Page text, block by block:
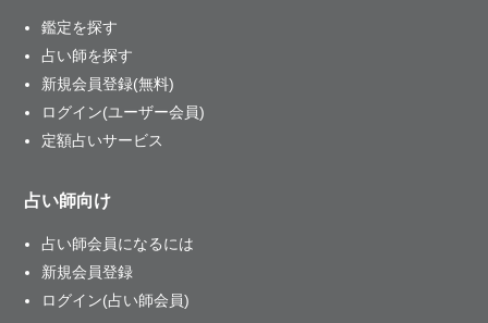
鑑定を探す
占い師を探す
新規会員登録(無料)
ログイン(ユーザー会員)
定額占いサービス
占い師向け
占い師会員になるには
新規会員登録
ログイン(占い師会員)